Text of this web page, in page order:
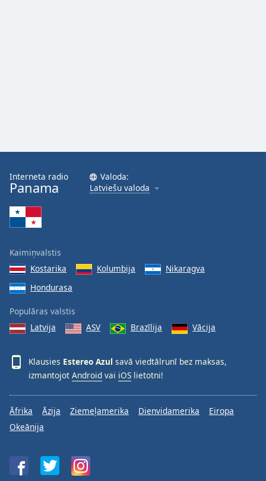
Interneta radio
Panama
Valoda:
Latviešu valoda
Kaimiņvalstis
Kostarika
Kolumbija
Nikaragva
Hondurasa
Populāras valstis
Latvija
ASV Brazīlija Vācija
Klausies Estereo Azul savā viedtālrunī bez maksas,
izmantojot Android vai iOS lietotni!
Āfrika Āzija Ziemeļamerika Dienvidamerika
Eiropa
Okeānija